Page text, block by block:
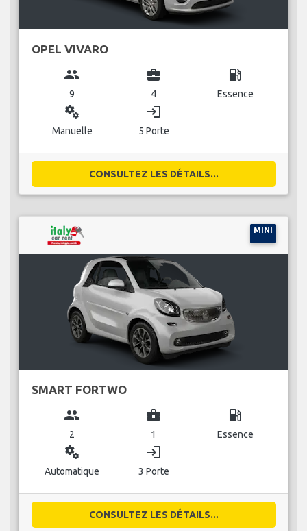
OPEL VIVARO
group
9
business_center
4
local_gas_station
Essence
miscellaneous_services
Manuelle
login
5 Porte
CONSULTEZ LES DÉTAILS...
MINI
SMART FORTWO
group
2
business_center
1
local_gas_station
Essence
miscellaneous_services
Automatique
login
3 Porte
CONSULTEZ LES DÉTAILS...